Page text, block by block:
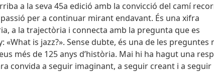
a la seva 45a edició amb la convicció del camí
per a continuar mirant endavant. És una xifra
a la trajectòria i connecta amb la pregunta que es
«What is jazz?». Sense dubte, és una de les preguntes
més de 125 anys d’història. Mai hi ha hagut una
convida a seguir imaginant, a seguir creant i a seguir